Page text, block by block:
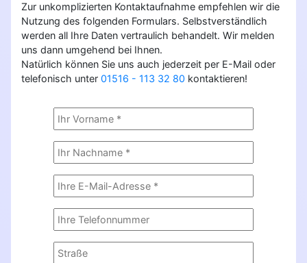
Zur unkomplizierten Kontaktaufnahme empfehlen wir die
Nutzung des folgenden Formulars. Selbstverständlich
werden all Ihre Daten vertraulich behandelt. Wir melden
uns dann umgehend bei Ihnen.
Natürlich können Sie uns auch jederzeit per E-Mail oder
telefonisch unter 01516 - 113 32 80 kontaktieren!